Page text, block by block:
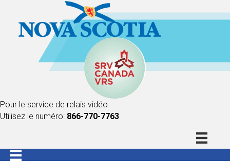
Pour le service de relais vidéo
Utilisez le numéro: 866-770-7763